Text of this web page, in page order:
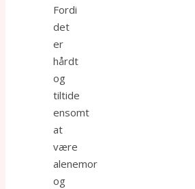
Fordi
det
er
hårdt
og
tiltide
ensomt
at
være
alenemor
og